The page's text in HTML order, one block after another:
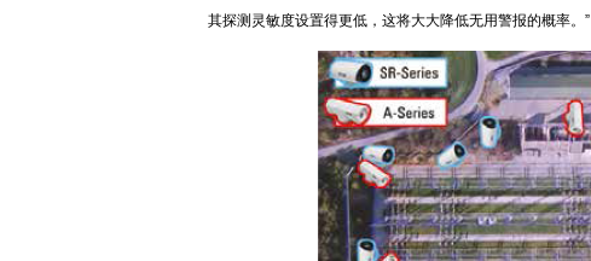
其探测灵敏度设置得更低，这将大大降低无用警报的概率。”